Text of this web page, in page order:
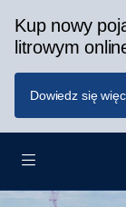
Kup nowy
litrowym
Dowiedz się